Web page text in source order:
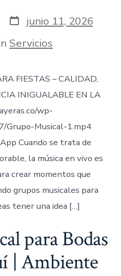
Fecha
de
publicación
junio 11, 2026
Servicios
FIESTAS – CALIDAD,
INIGUALABLE EN LA
wp-
Grupo-Musical-1.mp4
Cuando se trata de
la música en vivo es
crear momentos que
grupos musicales para
tener una idea […]
para Bodas
| Ambiente